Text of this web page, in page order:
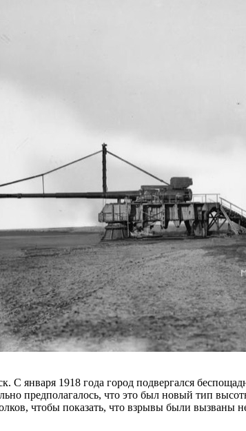
января 1918 года город подвергался
предполагалось, что это был новый тип
чтобы показать, что взрывы были вызваны